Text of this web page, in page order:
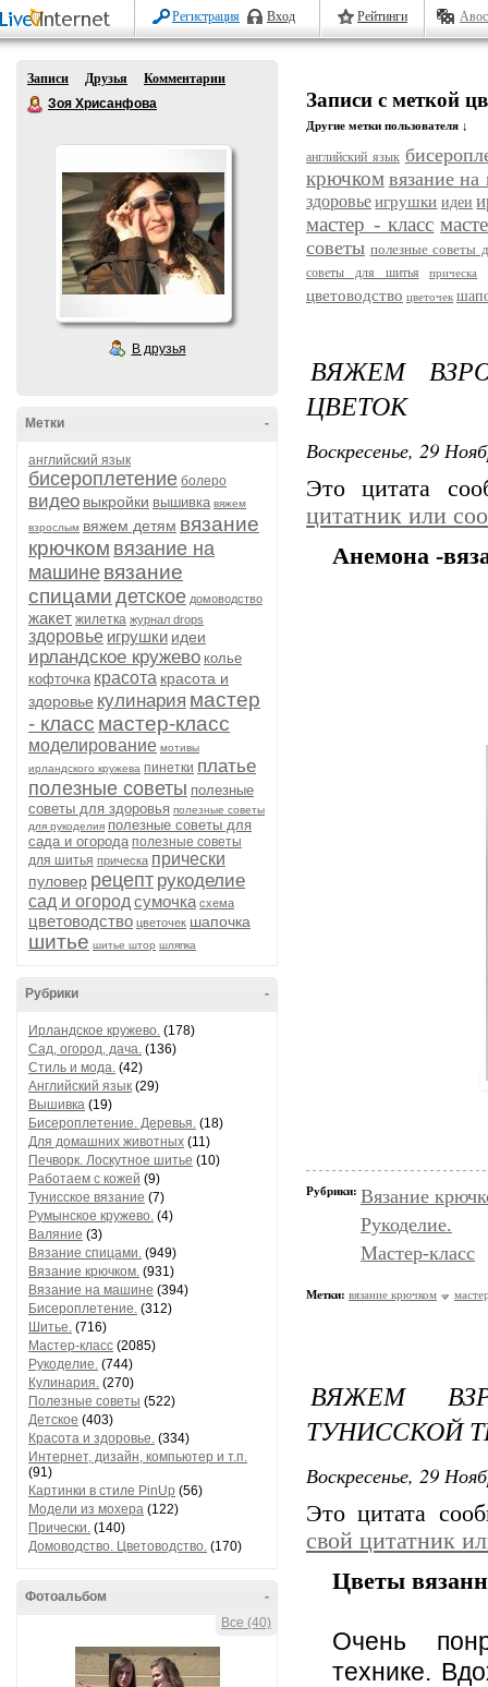
Регистрация Вход Рейтинги
Записи Друзья
Комментарии
Зоя Хрисанфова
В друзья
-
Метки
английский язык
бисероплетение болеро
видео выкройки вышивка вяжем
взрослым вяжем детям вязание
крючком вязание на
машине вязание
спицами детское домоводство
жакет жилетка журнал drops
здоровье игрушки идеи
ирландское кружево колье
кофточка красота красота и
здоровье кулинария мастер
- класс мастер-класс
моделирование мотивы
ирландского кружева пинетки платье
полезные советы полезные
советы для здоровья полезные советы
для рукоделия полезные советы для
сада и огорода полезные советы
для шитья прическа прически
пуловер рецепт рукоделие
сад и огород сумочка схема
цветоводство цветочек шапочка
шитье шитье штор шляпка
-
Рубрики
Ирландское кружево. (178)
Сад, огород, дача. (136)
Стиль и мода. (42)
Английский язык (29)
Вышивка (19)
Бисероплетение. Деревья. (18)
Для домашних животных (11)
Печворк. Лоскутное шитье (10)
Работаем с кожей (9)
Тунисское вязание (7)
Румынское кружево. (4)
Валяние (3)
Вязание спицами. (949)
Вязание крючком. (931)
Вязание на машине (394)
Бисероплетение. (312)
Шитье. (716)
Мастер-класс (2085)
Рукоделие. (744)
Кулинария. (270)
Полезные советы (522)
Детское (403)
Красота и здоровье. (334)
Интернет, дизайн, компьютер и т.п.
(91)
Картинки в стиле PinUp (56)
Модели из мохера (122)
Прически. (140)
Домоводство. Цветоводство. (170)
-
Фотоальбом
Все (40)
Записи с меткой
Другие метки пользователя ↓
английский язык
крючком вязание
здоровье игрушки идеи
мастер - класс
советы полезные советы
советы для шитья прическа
цветоводство цветочек
ВЯЖЕМ
ЦВЕТОК
Воскресенье, 29
Это цитата
цитатник или
Анемона -
Рубрики: Вязание
Рукоделие.
Мастер-класс
Метки: вязание крючком
ВЯЖЕМ
ТУНИССКОЙ
Воскресенье, 29
Это цитата
свой цитатник
Цветы
Очень
технике.